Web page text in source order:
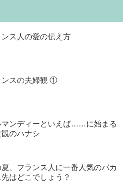
ンス人の愛の伝え方
ンスの夫婦観 ①
マンディーといえば……に始まる
観のハナシ
夏、フランス人に一番人気のバカ
先はどこでしょう？